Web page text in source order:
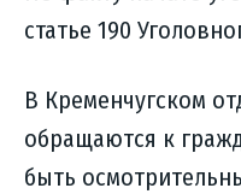
статье 190
В Кременчугском
обращаются к
быть